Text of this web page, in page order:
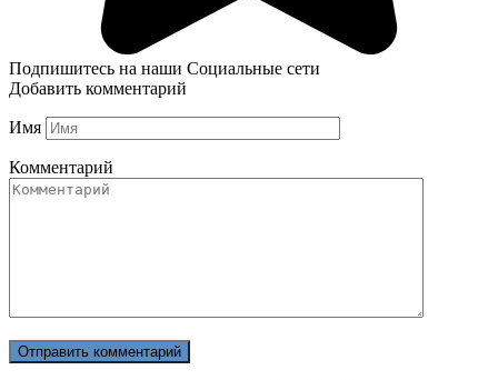
Подпишитесь на наши Социальные сети
Добавить комментарий
Имя
Комментарий